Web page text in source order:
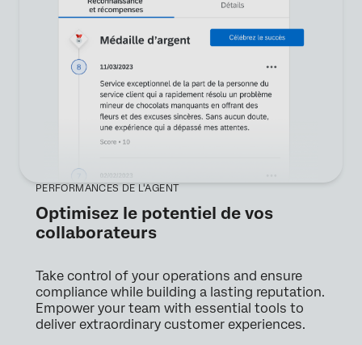
PERFORMANCES DE L'AGENT
Optimisez le potentiel de vos
collaborateurs
Take control of your operations and ensure
compliance while building a lasting reputation.
Empower your team with essential tools to
deliver extraordinary customer experiences.